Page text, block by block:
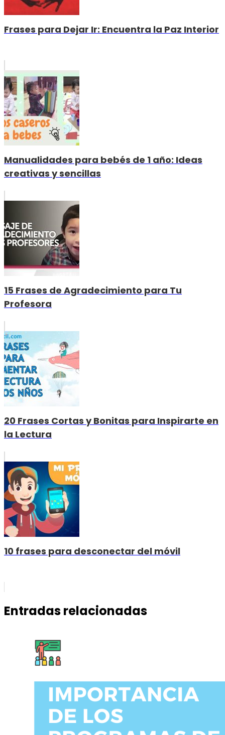
Frases para Dejar Ir: Encuentra la Paz Interior
Manualidades para bebés de 1 año: Ideas
creativas y sencillas
15 Frases de Agradecimiento para Tu
Profesora
20 Frases Cortas y Bonitas para Inspirarte en
la Lectura
10 frases para desconectar del móvil
Entradas relacionadas